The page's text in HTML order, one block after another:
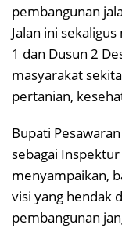
pembangunan
Jalan ini
1 dan Dusun 2
masyarakat
pertanian,
Bupati
sebagai
menyampaikan,
visi yang hendak
pembangunan